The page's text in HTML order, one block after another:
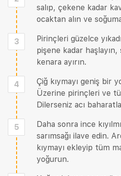
salıp, çekene kadar
ocaktan alın ve
3
Pirinçleri güzelce
pişene kadar haşlayın,
kenara ayırın.
4
Çiğ kıymayı geniş bir
Üzerine pirinçleri ve
Dilerseniz acı
5
Daha sonra ince
sarımsağı ilave edin.
kıymayı ekleyip tüm
yoğurun.